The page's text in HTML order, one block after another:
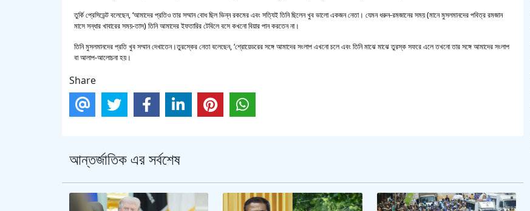
তুর্কি প্রেসিডেন্ট বলেছেন, ‘আমাদের প্রতিও তার সম্মান বোধ ছিল ভিন্ন রকমের এবং সত্যিই তিনি ছিলেন খুব ভালো একজন নেতা। যেমন ধরুন-রমজানের সময় (মানে মুসলমানদের পবিত্র রমজান
মাসে সন্ধার খাবারের সময়-তাস) তিনি আমাদের ইফতারির টেবিলে বসে কখনো বিয়ার পান করতেন না।
তিনি মুসলমানদের প্রতি খুব সম্মান দেখাতেন।তুরস্কের নেতা বলেছেন, ‘শ্রোয়েডরের সঙ্গে আমাদের সংলাপ এখনো চলে এবং তিনি মাঝে মাঝে তুরস্ক সফরে এলে তখনো তার সঙ্গে আমাদের সংলাপ
বা আলাপ-আলোচনা হয়।
Share
আন্তর্জাতিক এর সর্বশেষ